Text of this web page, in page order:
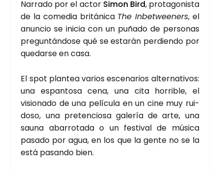
Narra­do por el actor Simon Bird, pro­ta­go­nis­ta
de la come­dia bri­tá­ni­ca The Inbet­wee­ners, el
anun­cio se ini­cia con un puña­do de per­so­nas
pre­gun­tán­do­se qué se esta­rán per­dien­do por
que­dar­se en casa.
El spot plan­tea varios esce­na­rios alter­na­ti­vos:
una espan­to­sa cena, una cita horri­ble, el
visio­na­do de una pelí­cu­la en un cine muy rui­
do­so, una pre­ten­cio­sa gale­ría de arte, una
sau­na aba­rro­ta­da o un fes­ti­val de músi­ca
pasa­do por agua, en los que la gen­te no se la
está pasan­do bien.